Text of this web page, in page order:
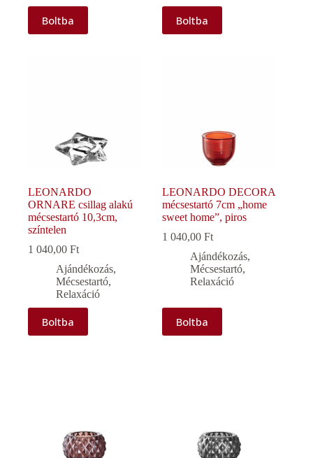
Boltba Boltba
LEONARDO
ORNARE csillag alakú
mécsestartó 10,3cm,
színtelen
1 040,00 Ft
Ajándékozás,
Mécsestartó,
Relaxáció
Boltba
LEONARDO DECORA
mécsestartó 7cm „home
sweet home”, piros
1 040,00Ft
Ajándékozás,
Mécsestartó,
Relaxáció
Boltba